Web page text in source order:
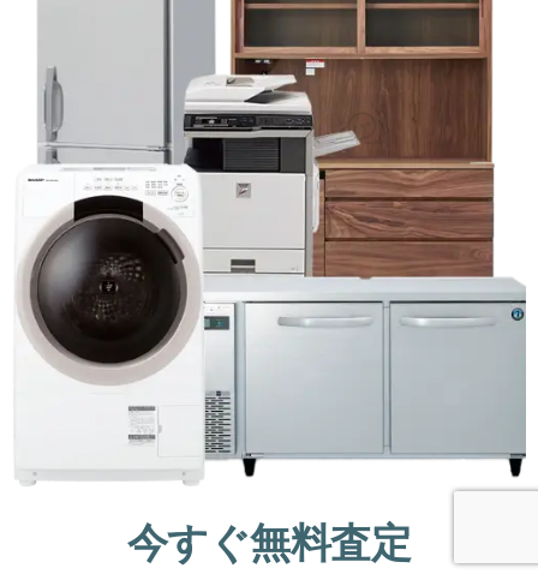
今すぐ無料査定